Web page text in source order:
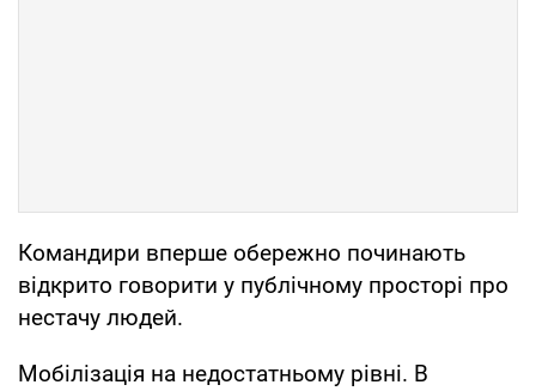
Командири вперше обережно починають
відкрито говорити у публічному просторі про
нестачу людей.
Мобілізація на недостатньому рівні. В